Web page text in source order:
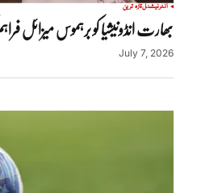
انٹرنیشنلتازہ ترین
بھارت انڈونیشیا کو برہموس میزائل
July 7, 2026